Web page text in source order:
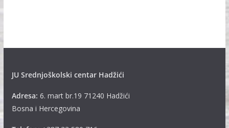
JU Srednjoškolski centar Hadžići
Adresa: 6. mart br.19 71240 Hadžići
Bosna i Hercegovina